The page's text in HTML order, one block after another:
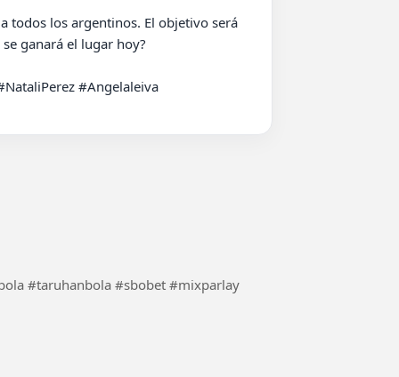
todos los argentinos. El objetivo será
ganará el lugar hoy?
#Angelaleiva